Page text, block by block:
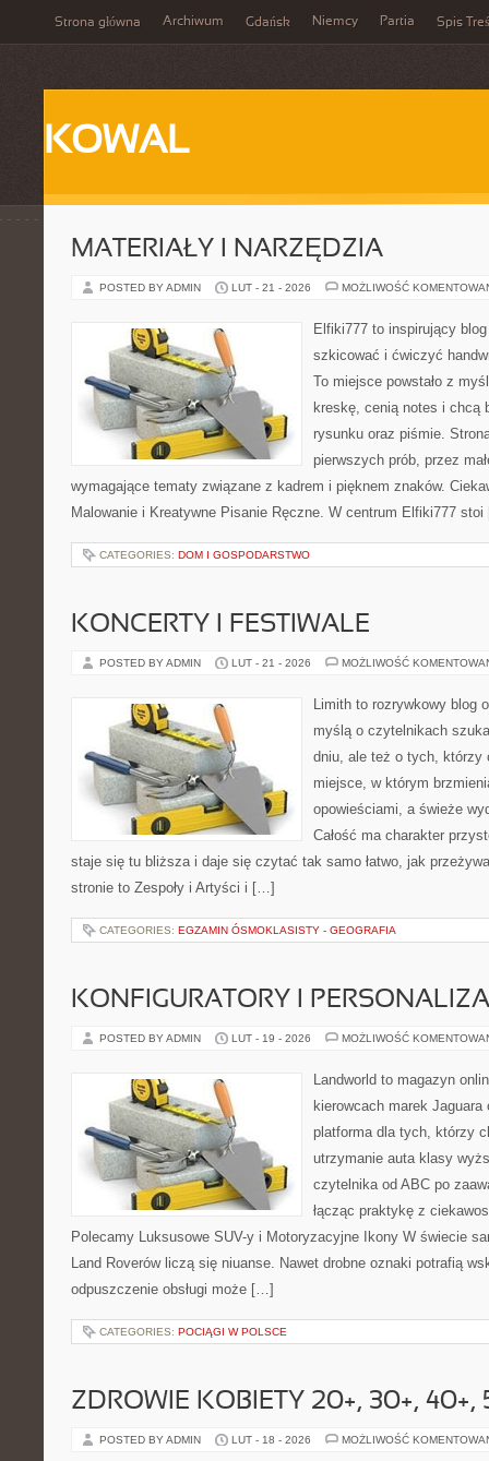
Strona główna Archiwum Gdańsk Niemcy Partia Spis
KOWAL
MATERIAŁY I NARZĘDZIA
POSTED BY ADMIN LUT - 21 - 2026 MOŻLIWOŚĆ
Elfiki777 to inspirujący
szkicować i ćwiczyć
To miejsce powstało z
kreskę, cenią notes i chcą
rysunku oraz piśmie.
pierwszych prób, przez
wymagające tematy związane z kadrem i pięknem znaków.
Malowanie i Kreatywne Pisanie Ręczne. W centrum Elfiki777
CATEGORIES: DOM I GOSPODARSTWO
KONCERTY I FESTIWALE
POSTED BY ADMIN LUT - 21 - 2026 MOŻLIWOŚĆ
Limith to rozrywkowy blog
myślą o czytelnikach
dniu, ale też o tych, którzy
miejsce, w którym
opowieściami, a świeże
Całość ma charakter
staje się tu bliższa i daje się czytać tak samo łatwo, jak
stronie to Zespoły i Artyści i […]
CATEGORIES: EGZAMIN ÓSMOKLASISTY - GEOGRAFIA
KONFIGURATORY I
POSTED BY ADMIN LUT - 19 - 2026 MOŻLIWOŚĆ
Landworld to magazyn
kierowcach marek Jaguara
platforma dla tych, którzy
utrzymanie auta klasy
czytelnika od ABC po
łącząc praktykę z
Polecamy Luksusowe SUV-y i Motoryzacyjne Ikony W świecie
Land Roverów liczą się niuanse. Nawet drobne oznaki potrafią
odpuszczenie obsługi może […]
CATEGORIES: POCIĄGI W POLSCE
ZDROWIE KOBIETY 20+, 30+, 40+,
POSTED BY ADMIN LUT - 18 - 2026 MOŻLIWOŚĆ